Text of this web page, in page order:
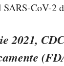
SARS-CoV-2
2021,